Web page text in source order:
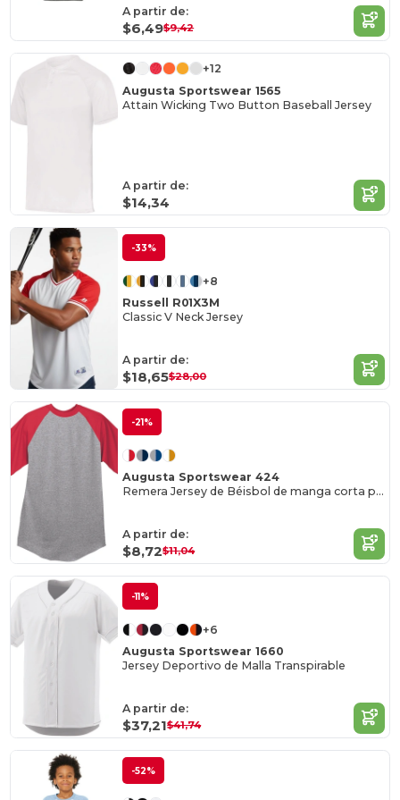
A partir de:
$6,49$9,42
+12
Augusta Sportswear 1565
Attain Wicking Two Button Baseball Jersey
A partir de:
$14,34
-33%
+8
Russell R01X3M
Classic V Neck Jersey
A partir de:
$18,65$28,00
-21%
Augusta Sportswear 424
Remera Jersey de Béisbol de manga corta para jóvenes
A partir de:
$8,72$11,04
-11%
+6
Augusta Sportswear 1660
Jersey Deportivo de Malla Transpirable
A partir de:
$37,21$41,74
-52%